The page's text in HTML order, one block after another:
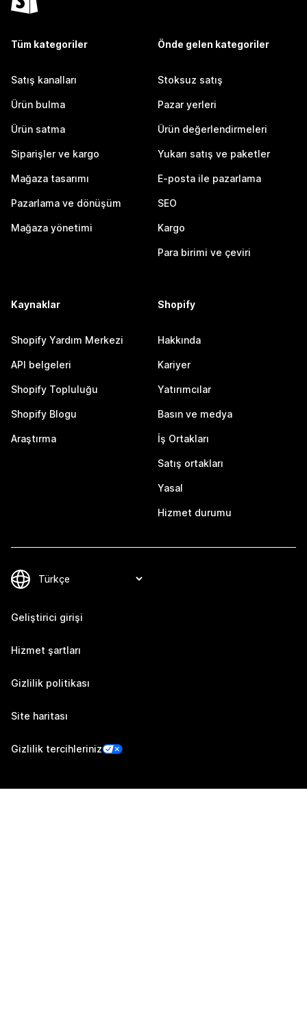
Tüm kategoriler
Satış kanalları
Ürün bulma
Ürün satma
Siparişler ve kargo
Mağaza tasarımı
Pazarlama ve dönüşüm
Mağaza yönetimi
Önde gelen kategoriler
Stoksuz satış
Pazar yerleri
Ürün değerlendirmeleri
Yukarı satış ve paketler
E-posta ile pazarlama
SEO
Kargo
Para birimi ve çeviri
Kaynaklar
Shopify Yardım Merkezi
API belgeleri
Shopify Topluluğu
Shopify Blogu
Araştırma
Shopify
Hakkında
Kariyer
Yatırımcılar
Basın ve medya
İş Ortakları
Satış ortakları
Yasal
Hizmet durumu
Geliştirici girişi
Hizmet şartları
Gizlilik politikası
Site haritası
Gizlilik tercihleriniz